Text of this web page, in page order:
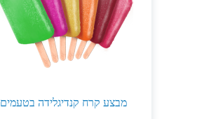
מבצע קרח קנדיגלידה בטעמים